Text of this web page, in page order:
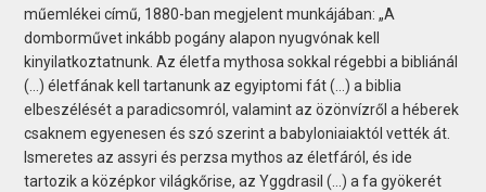
műemlékei című, 1880-ban megjelent munkájában: „A
domborművet inkább pogány alapon nyugvónak kell
kinyilatkoztatnunk. Az életfa mythosa sokkal régebbi a bibliánál
(…) életfának kell tartanunk az egyiptomi fát (…) a biblia
elbeszélését a paradicsomról, valamint az özönvízről a héberek
csaknem egyenesen és szó szerint a babyloniaiaktól vették át.
Ismeretes az assyri és perzsa mythos az életfáról, és ide
tartozik a középkor világkőrise, az Yggdrasil (…) a fa gyökerét